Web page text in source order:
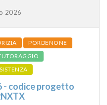
2026
PORDENONE
- codice progetto